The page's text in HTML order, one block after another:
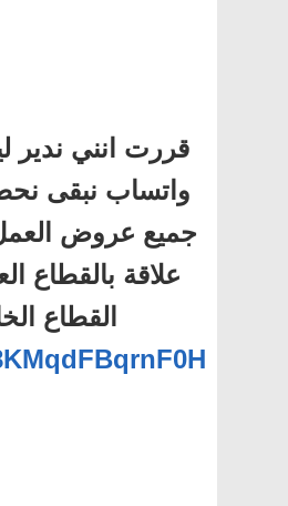
قررت انني ندير
واتساب نبقى
جميع عروض
علاقة بالقطاع
القطاع